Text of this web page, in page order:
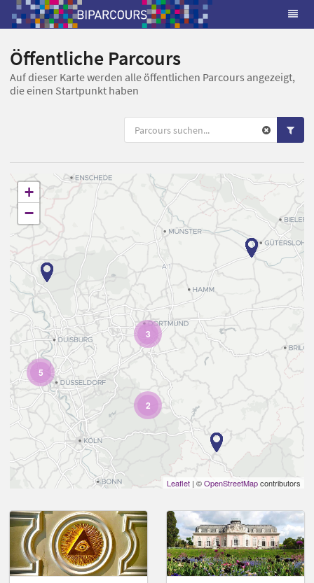
Öffentliche Parcours
Auf dieser Karte werden alle öffentlichen Parcours angezeigt,
die einen Startpunkt haben
2
3
5
+
−
Leaflet | ©OpenStreetMapcontributors